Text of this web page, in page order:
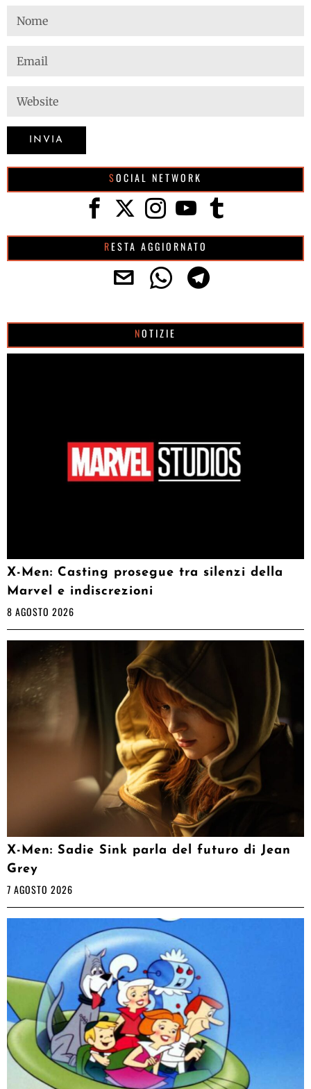
SOCIAL NETWORK
RESTA AGGIORNATO
NOTIZIE
X-Men: Casting prosegue tra silenzi della
Marvel e indiscrezioni
8 AGOSTO 2026
X-Men: Sadie Sink parla del futuro di Jean
Grey
7 AGOSTO 2026